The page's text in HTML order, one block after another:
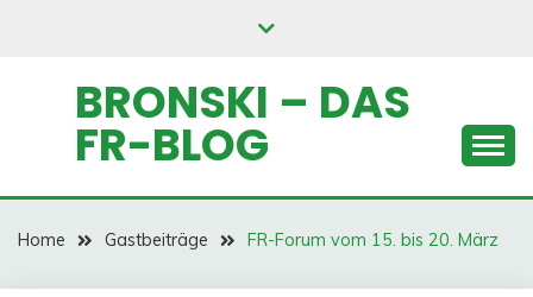
BRONSKI – DAS
FR-BLOG
Home Gastbeiträge FR-Forum vom 15. bis 20. März